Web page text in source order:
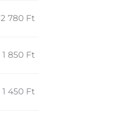
2 780 Ft
1 850 Ft
1 450 Ft